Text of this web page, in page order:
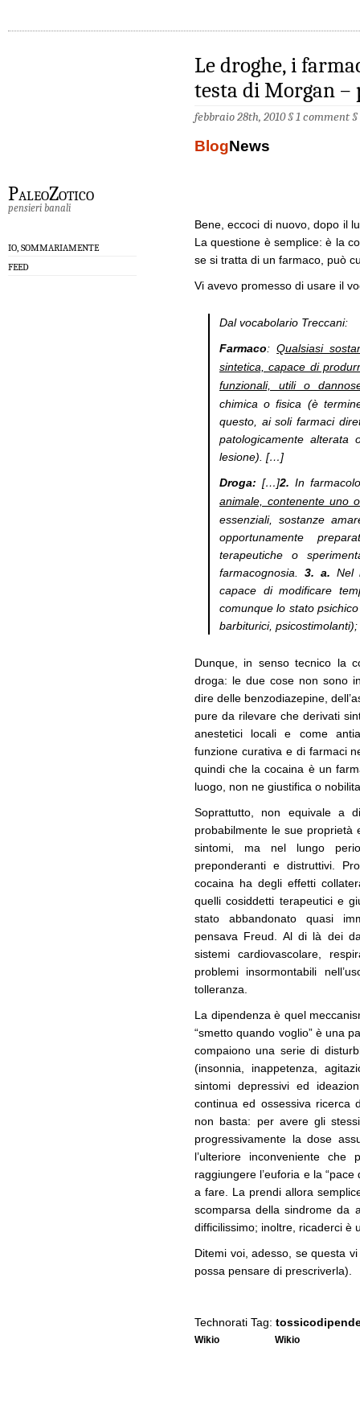
PaleoZotico
pensieri banali
IO, SOMMARIAMENTE
FEED
Le droghe, i
testa di Morgan –
febbraio 28th, 2010 §1 comment§
BlogNews
Bene, eccoci di nuovo, dopo il
La questione è semplice: è la
se si tratta di un farmaco, può
Vi avevo promesso di usare il
Dal vocabolario Treccani:
Farmaco:Qualsiasi
sintetica, capace di
funzionali, utili o
chimica o fisica (è
questo, ai soli farmaci
patologicamente
lesione). […]
Droga: […]2. In
animale, contenente uno
essenziali, sostanze
opportunamente
terapeutiche o
farmacognosia. 3. a. Nel
capace di modificare
comunque lo stato
barbiturici,
Dunque, in senso tecnico la
droga: le due cose non sono
dire delle benzodiazepine,
pure da rilevare che derivati
anestetici locali e come
funzione curativa e di farmaci
quindi che la cocaina è un
luogo, non ne giustifica o
Soprattutto, non equivale a
probabilmente le sue proprietà
sintomi, ma nel lungo
preponderanti e distruttivi.
cocaina ha degli effetti
quelli cosiddetti terapeutici e
stato abbandonato quasi
pensava Freud. Al di là dei
sistemi cardiovascolare,
problemi insormontabili
tolleranza.
La dipendenza è quel
“smetto quando voglio” è una
compaiono una serie di
(insonnia, inappetenza,
sintomi depressivi ed
continua ed ossessiva ricerca
non basta: per avere gli
progressivamente la dose
l’ulteriore inconveniente
raggiungere l’euforia e la
a fare. La prendi allora
scomparsa della sindrome da
difficilissimo; inoltre, ricaderci è
Ditemi voi, adesso, se questa
possa pensare di prescriverla).
Technorati Tag:
Wikio Wikio